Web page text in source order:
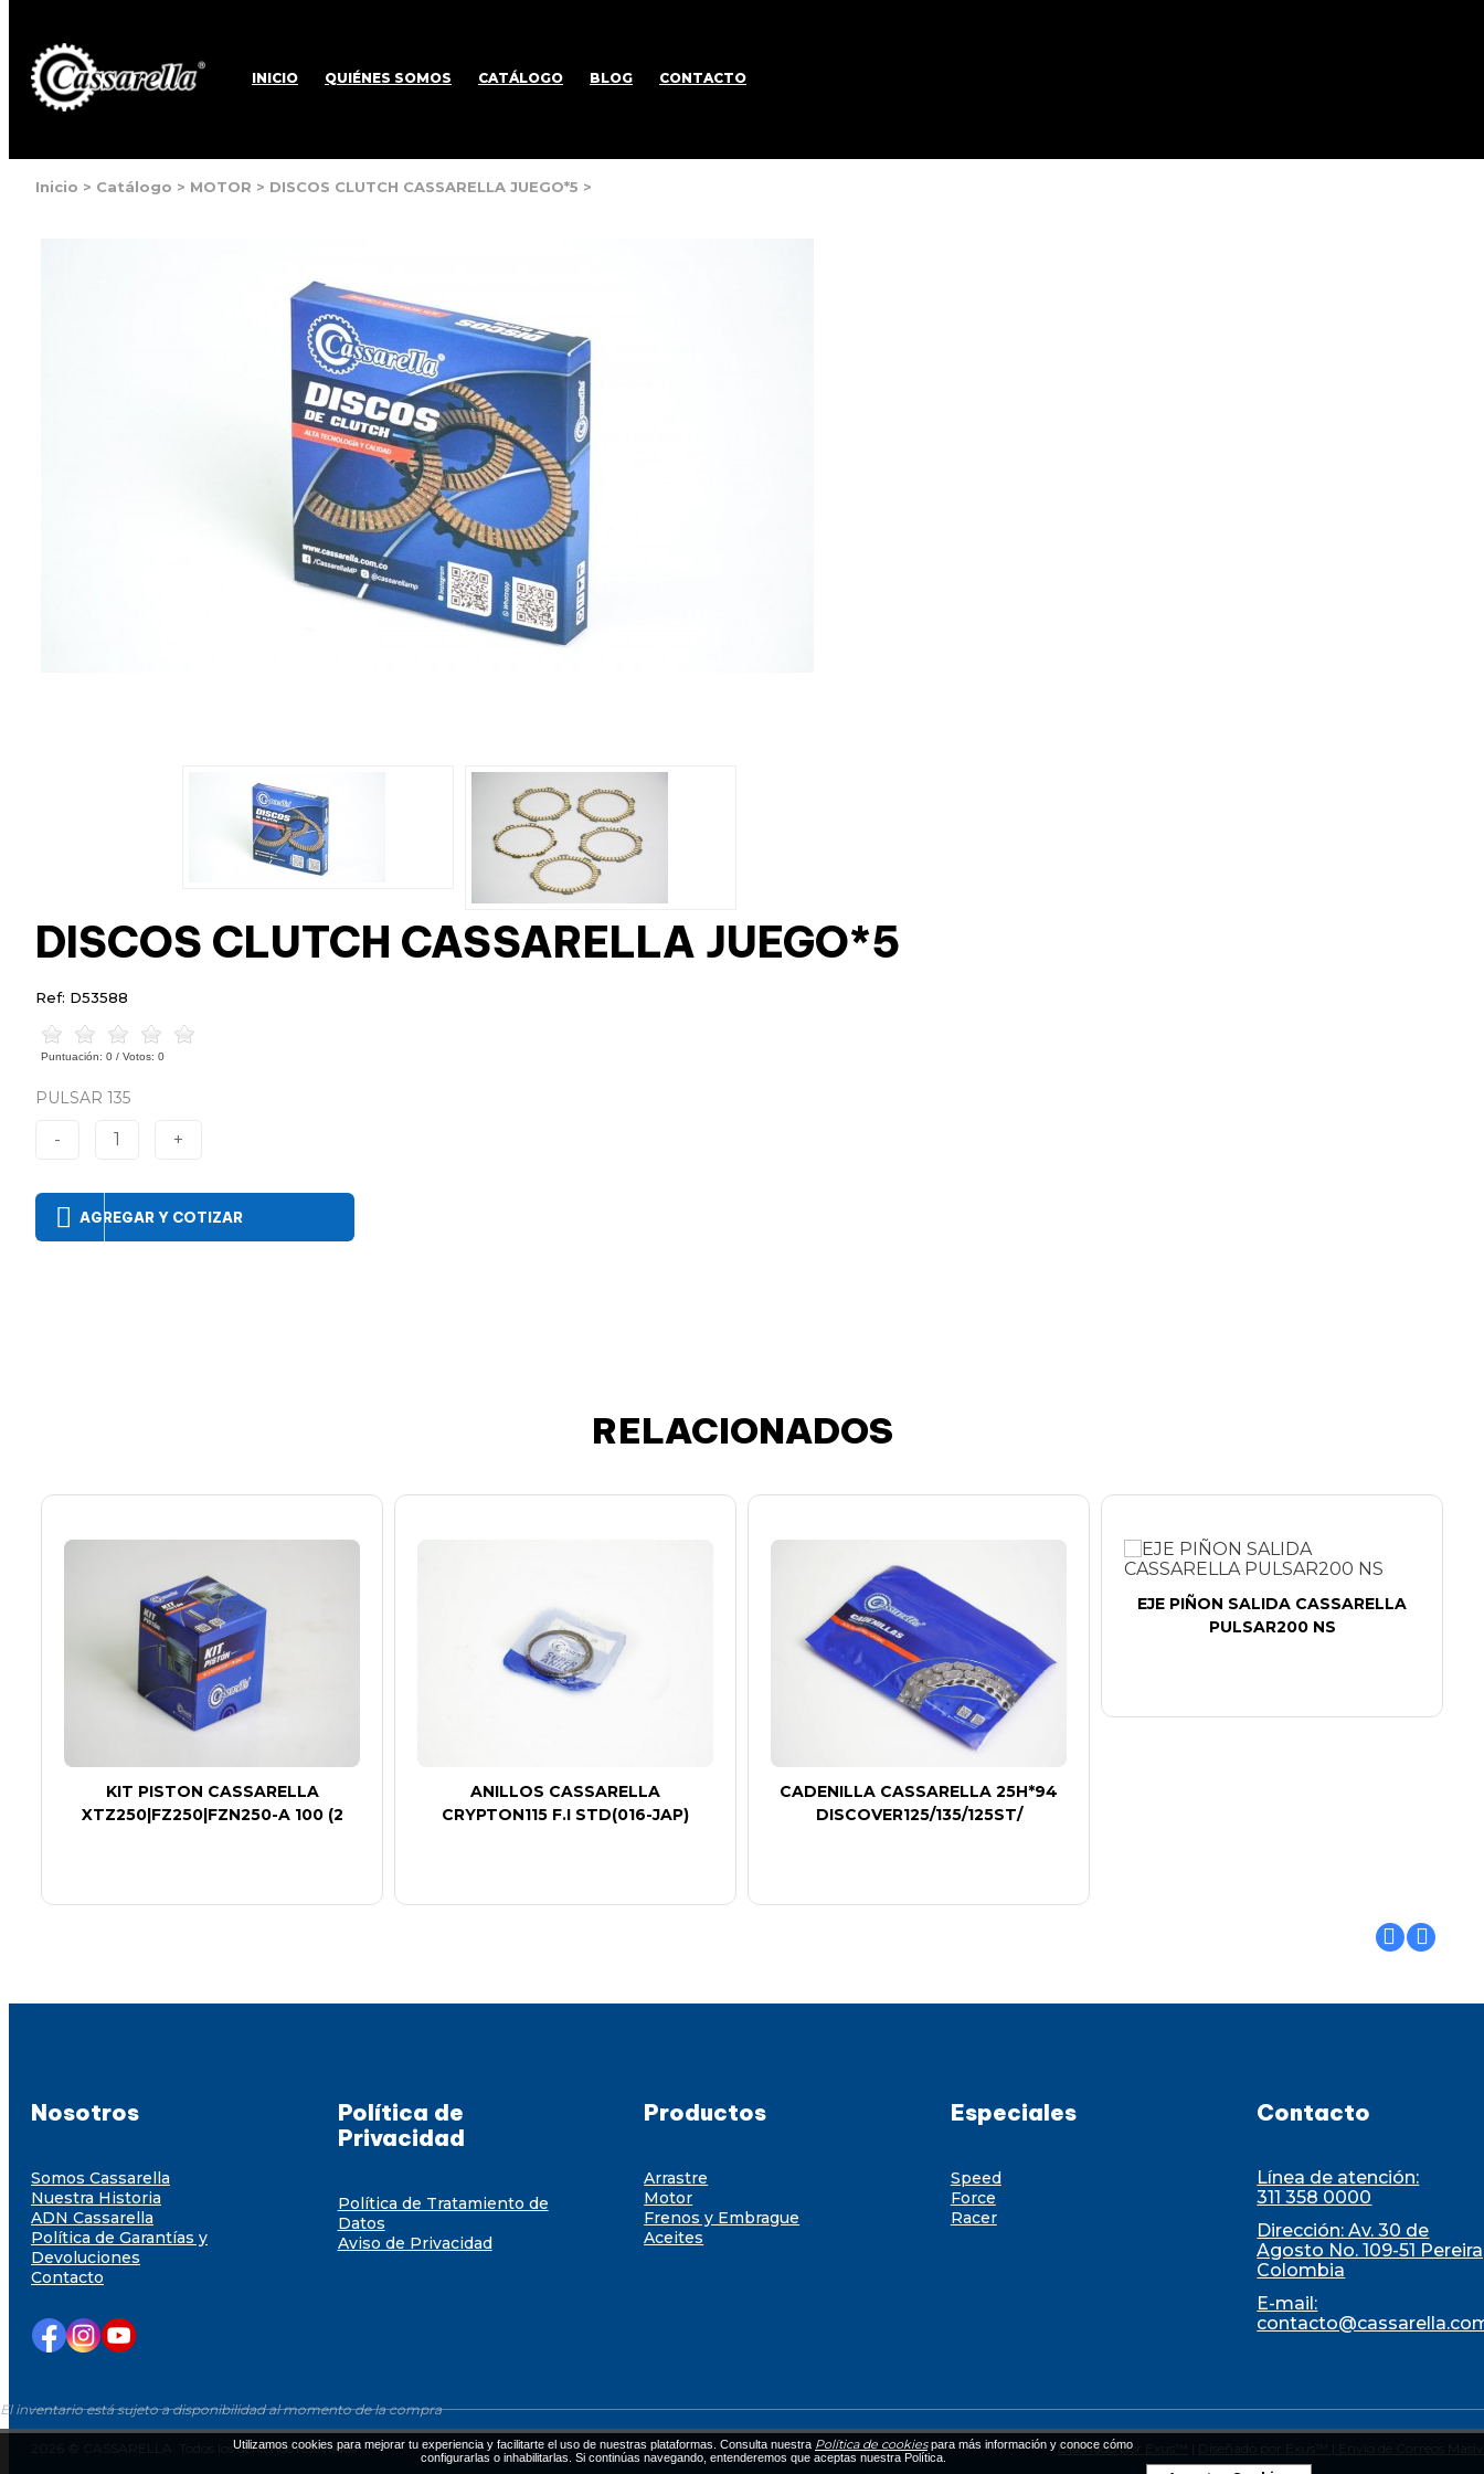
INICIO QUIÉNES SOMOS CATÁLOGO BLOG CONTACTO
Inicio > Catálogo > MOTOR > DISCOS CLUTCH CASSARELLA JUEGO*5 >
DISCOS CLUTCH CASSARELLA JUEGO*5
Ref: D53588
Puntuación: 0 / Votos: 0
PULSAR 135
- 1 +
AGREGAR Y COTIZAR
El inventario está sujeto a disponibilidad al momento de la compra
RELACIONADOS
KIT PISTON CASSARELLA
XTZ250|FZ250|FZN250-A 100 (2
ANILLOS CASSARELLA
CRYPTON115 F.I STD(016-JAP)
CADENILLA CASSARELLA 25H*94
DISCOVER125/135/125ST/
EJE PIÑON SALIDA CASSARELLA
PULSAR200 NS
Nosotros
Somos Cassarella
Nuestra Historia
ADN Cassarella
Política de Garantías y
Devoluciones
Contacto
Política de
Privacidad
Política de Tratamiento de
Datos
Aviso de Privacidad
Productos
Arrastre
Motor
Frenos y Embrague
Aceites
Especiales
Speed
Force
Racer
Contacto
Línea de atención:
311 358 0000
Dirección: Av. 30 de
Agosto No. 109-51
Colombia
E-mail:
2026 © CASSARELLA. Todos los derechos resevados Diseñado por Exus™ Diseñado por Exus™ | Envío de Correos
Utilizamos cookies para mejorar tu experiencia y facilitarte el uso de nuestras plataformas. Consulta nuestra Política de cookiespara más información y conoce cómo
configurarlas o inhabilitarlas. Si continúas navegando, entenderemos que aceptas nuestra Política.